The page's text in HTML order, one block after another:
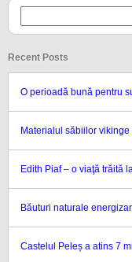
Recent Posts
O perioadă bună pentru
Materialul săbiilor
Edith Piaf – o viaţă trăită
Băuturi naturale
Castelul Peleș a atins 7